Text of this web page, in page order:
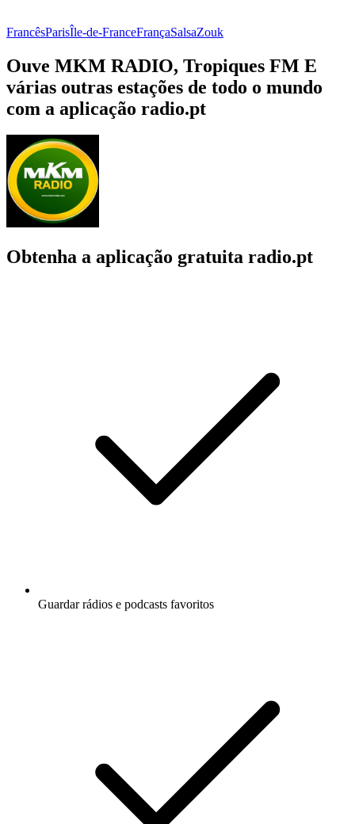
FrancêsParisÎle-de-FranceFrançaSalsaZouk
Ouve MKM RADIO, Tropiques FM E
várias outras estações de todo o mundo
com a aplicação radio.pt
Obtenha a aplicação gratuita radio.pt
Guardar rádios e podcasts favoritos